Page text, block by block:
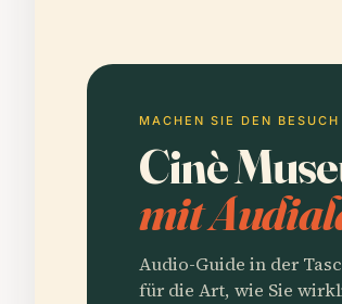
MACHEN SIE DEN
Cinè
mit
Audio-Guide in der
für die Art, wie Sie